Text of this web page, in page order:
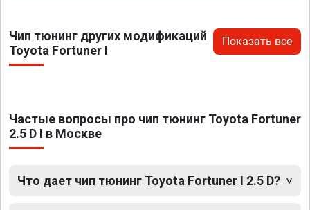
Чип тюнинг других модификаций
Toyota Fortuner I
Показать все
Частые вопросы про чип тюнинг Toyota Fortuner
2.5 D I в Москве
Что дает чип тюнинг Toyota Fortuner I 2.5 D?